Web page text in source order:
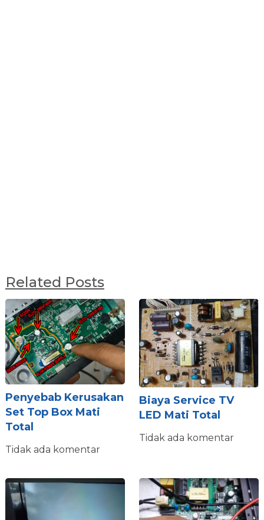
Related Posts
Penyebab Kerusakan
Set Top Box Mati
Total
Tidak ada komentar
Biaya Service TV
LED Mati Total
Tidak ada komentar